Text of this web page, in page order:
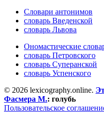
Словари антонимов
словарь Введенской
словарь Львова
Ономастические
словарь Петровского
словарь Суперанской
словарь Успенского
© 2026 lexicography.online.
Фасмера М.: голубь
Пользовательское